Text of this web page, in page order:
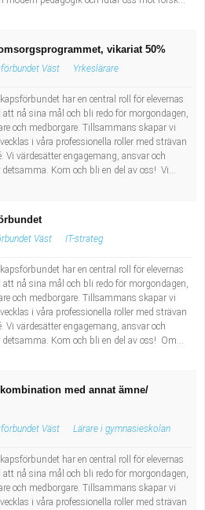
vikariat 50%
Väst Yrkeslärare
har en central roll för elevernas
nå sina mål och bli redo för morgondagen,
och medborgare. Tillsammans skapar vi
i våra professionella roller med strävan
Vi värdesätter engagemang, ansvar och
Kom och bli en del av oss! Vi...
Väst IT-strateg
har en central roll för elevernas
nå sina mål och bli redo för morgondagen,
och medborgare. Tillsammans skapar vi
i våra professionella roller med strävan
Vi värdesätter engagemang, ansvar och
Kom och bli en del av oss! Om...
med annat ämne/
Väst Lärare i gymnasieskolan
har en central roll för elevernas
nå sina mål och bli redo för morgondagen,
och medborgare. Tillsammans skapar vi
i våra professionella roller med strävan